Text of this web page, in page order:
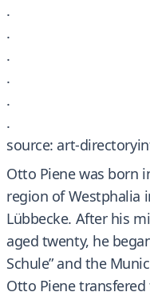
.
.
.
.
.
.
source: art-
Otto Piene was born
region of Westphalia
Lübbecke. After his
aged twenty, he
Schule” and the
Otto Piene